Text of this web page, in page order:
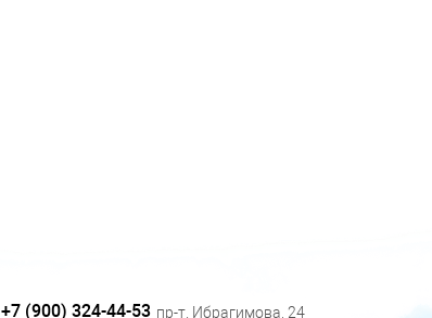
+7 (900) 324-44-53 пр-т. Ибрагимова, 24